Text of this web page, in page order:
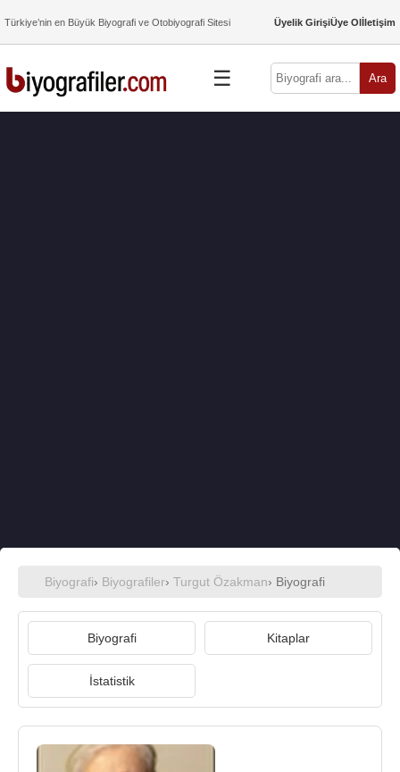
Türkiye’nin en Büyük Biyografi ve Otobiyografi Sitesi Üyelik GirişiÜye Olİletişim
☰ Ara
Biyografi› Biyografiler› Turgut Özakman› Biyografi
Biyografi Kitaplar
İstatistik